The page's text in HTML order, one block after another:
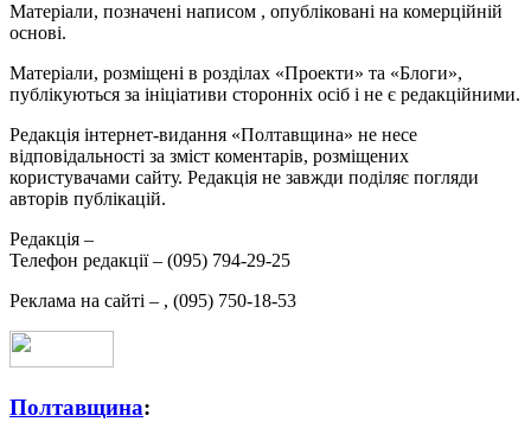
Матеріали, позначені написом , опубліковані на комерційній
основі.
Матеріали, розміщені в розділах «Проекти» та «Блоги»,
публікуються за ініціативи сторонніх осіб і не є редакційними.
Редакція інтернет-видання «Полтавщина» не несе
відповідальності за зміст коментарів, розміщених
користувачами сайту. Редакція не завжди поділяє погляди
авторів публікацій.
Редакція –
Телефон редакції – (095) 794-29-25
Реклама на сайті – , (095) 750-18-53
Полтавщина: